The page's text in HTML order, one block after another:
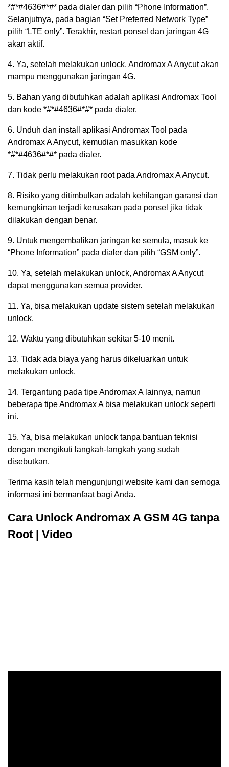
*#*#4636#*#* pada dialer dan pilih “Phone Information”.
Selanjutnya, pada bagian “Set Preferred Network Type”
pilih “LTE only”. Terakhir, restart ponsel dan jaringan 4G
akan aktif.
4. Ya, setelah melakukan unlock, Andromax A Anycut akan
mampu menggunakan jaringan 4G.
5. Bahan yang dibutuhkan adalah aplikasi Andromax Tool
dan kode *#*#4636#*#* pada dialer.
6. Unduh dan install aplikasi Andromax Tool pada
Andromax A Anycut, kemudian masukkan kode
*#*#4636#*#* pada dialer.
7. Tidak perlu melakukan root pada Andromax A Anycut.
8. Risiko yang ditimbulkan adalah kehilangan garansi dan
kemungkinan terjadi kerusakan pada ponsel jika tidak
dilakukan dengan benar.
9. Untuk mengembalikan jaringan ke semula, masuk ke
“Phone Information” pada dialer dan pilih “GSM only”.
10. Ya, setelah melakukan unlock, Andromax A Anycut
dapat menggunakan semua provider.
11. Ya, bisa melakukan update sistem setelah melakukan
unlock.
12. Waktu yang dibutuhkan sekitar 5-10 menit.
13. Tidak ada biaya yang harus dikeluarkan untuk
melakukan unlock.
14. Tergantung pada tipe Andromax A lainnya, namun
beberapa tipe Andromax A bisa melakukan unlock seperti
ini.
15. Ya, bisa melakukan unlock tanpa bantuan teknisi
dengan mengikuti langkah-langkah yang sudah
disebutkan.
Terima kasih telah mengunjungi website kami dan semoga
informasi ini bermanfaat bagi Anda.
Cara Unlock Andromax A GSM 4G tanpa
Root | Video